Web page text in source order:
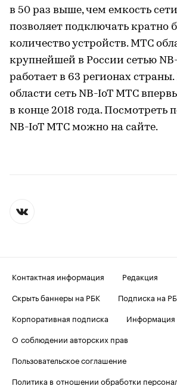
в 50 раз выше, чем емкость
позволяет подключать кратно
количество устройств. МТС
крупнейшей в России сетью
работает в 63 регионах
области сеть NB-IoT МТС
в конце 2018 года. Посмотреть
NB-IoT МТС можно на сайте.
Контактная информация
Редакция
Скрыть баннеры на РБК
Подписка на
Корпоративная подписка
Информация
О соблюдении авторских прав
Пользовательское соглашение
Политика в отношении обработки